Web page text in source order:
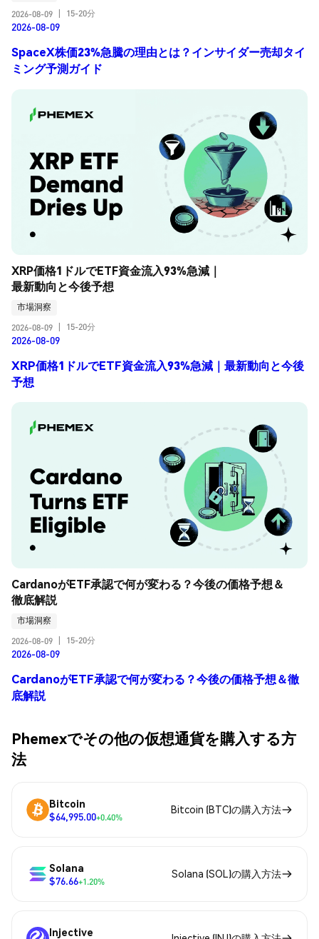
2026-08-09
15-20分
2026-08-09
SpaceX株価23%急騰の理由とは？インサイダー売却タイ
ミング予測ガイド
XRP価格1ドルでETF資金流入93%急減｜
最新動向と今後予想
市場洞察
2026-08-09
15-20分
2026-08-09
XRP価格1ドルでETF資金流入93%急減｜最新動向と今後
予想
CardanoがETF承認で何が変わる？今後の価格予想＆
徹底解説
市場洞察
2026-08-09
15-20分
2026-08-09
CardanoがETF承認で何が変わる？今後の価格予想＆徹
底解説
Phemexでその他の仮想通貨を購入する方
法
Bitcoin
$64,995.00+0.40%
Bitcoin (BTC)の購入方法
Solana
$76.66+1.20%
Solana (SOL)の購入方法
Injective